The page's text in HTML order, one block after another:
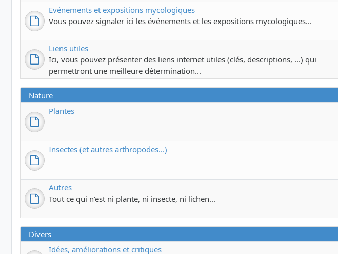
Evénements et expositions mycologiques
Vous pouvez signaler ici les événements et les expositions mycologiques...
Liens utiles
Ici, vous pouvez présenter des liens internet utiles (clés, descriptions, ...) qui
permettront une meilleure détermination...
Nature
Plantes
Insectes (et autres arthropodes...)
Autres
Tout ce qui n'est ni plante, ni insecte, ni lichen...
Divers
Idées, améliorations et critiques